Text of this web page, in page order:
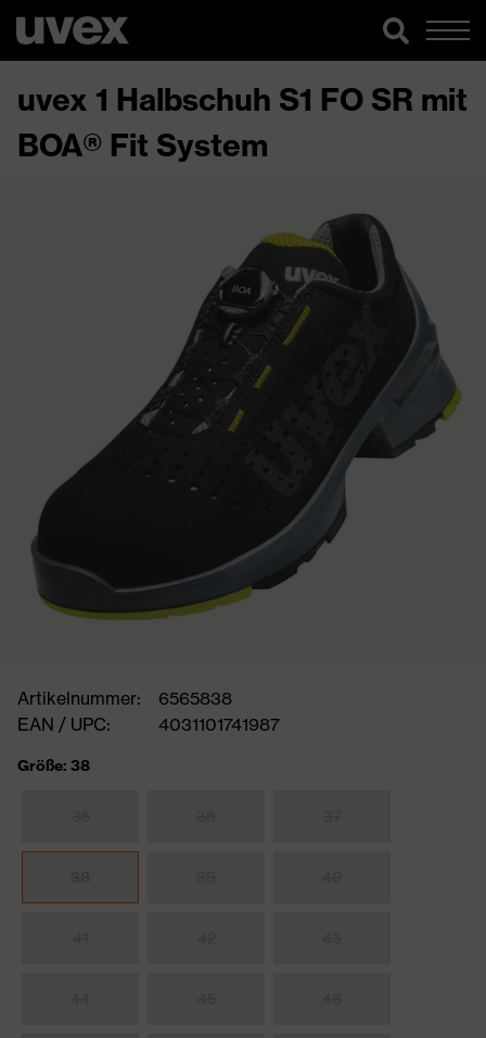
uvex 1 Halbschuh S1 FO SR mit
BOA® Fit System
Artikelnummer:
6565838
EAN / UPC:
4031101741987
Größe: 38